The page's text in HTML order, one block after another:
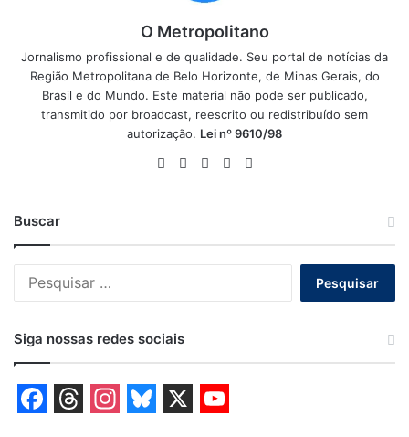
O Metropolitano
Jornalismo profissional e de qualidade. Seu portal de notícias da
Região Metropolitana de Belo Horizonte, de Minas Gerais, do
Brasil e do Mundo. Este material não pode ser publicado,
transmitido por broadcast, reescrito ou redistribuído sem
autorização. Lei nº 9610/98
WebsiteFacebook
X YouTube
Buscar
Siga nossas redes sociais